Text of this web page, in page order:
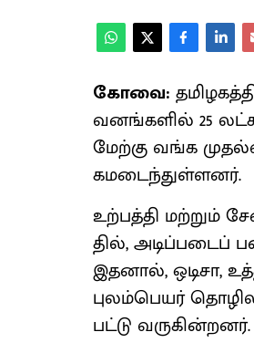
கோவை:
வனங்​களில் 25
மேற்கு வங்க
கமடைந்துள்ளனர்.
உற்​பத்தி மற்​றும்
தில், அடிப்​படைப்
இதனால், ஒடி​சா,
புலம்​பெயர்
பட்டு வரு​கின்​றனர்.